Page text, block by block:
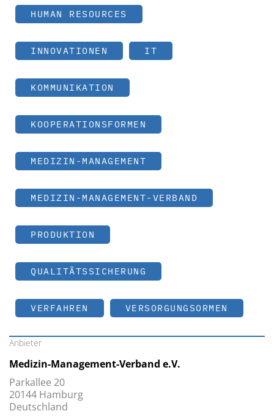
HUMAN RESOURCES
INNOVATIONEN IT
KOMMUNIKATION
KOOPERATIONSFORMEN
MEDIZIN-MANAGEMENT
MEDIZIN-MANAGEMENT-VERBAND
PRODUKTION
QUALITÄTSSICHERUNG
VERFAHREN VERSORGUNGSORMEN
Anbieter
Medizin-Management-Verband e.V.
Parkallee 20
20144 Hamburg
Deutschland